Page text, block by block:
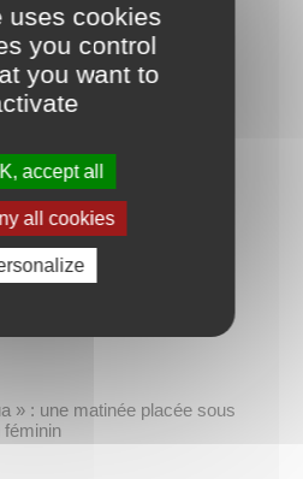
le dimanche matin
de Papeete intègrent le
𝑷𝒂𝒑𝒆𝒆𝒕𝒆 𝒂𝒖𝒙 𝒄𝒐̂𝒕𝒆́𝒔 𝒅𝒖
𝒓𝒆𝒏𝒇𝒐𝒓𝒕 𝒅𝒆𝒔 𝒆́𝒒𝒖𝒊𝒑𝒆𝒔
𝘀𝘂𝗿 𝗹𝗮 𝗳𝗶𝗹𝗶è𝗿𝗲
» : une matinée placée sous
féminin
uses cookies
you control
you want to
accept all
all cookies